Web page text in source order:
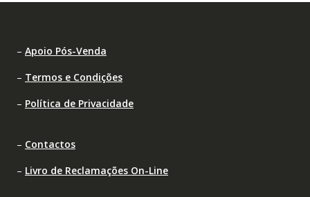
– Apoio Pós-Venda
– Termos e Condições
– Política de Privacidade
– Contactos
– Livro de Reclamações On-Line